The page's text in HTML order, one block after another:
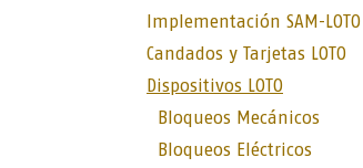
Implementación SAM-LOTO
Candados y Tarjetas LOTO
Dispositivos LOTO
Bloqueos Mecánicos
Bloqueos Eléctricos